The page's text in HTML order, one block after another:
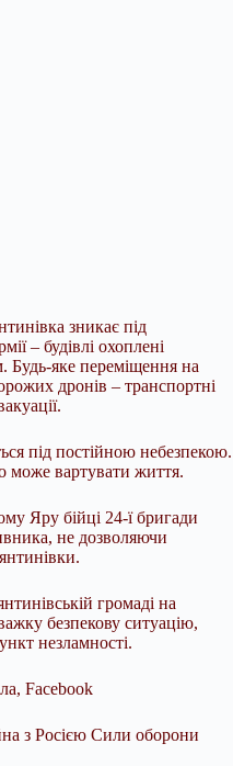
зникає під
– будівлі охоплені
Будь-яке переміщення на
дронів – транспортні
під постійною небезпекою.
може вартувати життя.
Яру бійці 24-ї бригади
не дозволяючи
громаді на
безпекову ситуацію,
незламності.
Facebook
з Росією Сили оборони